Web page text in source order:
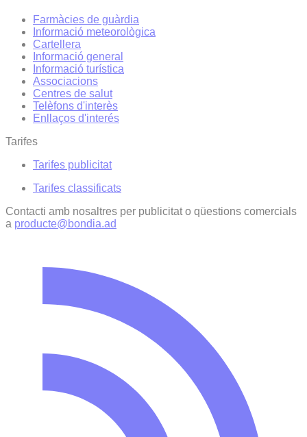
Farmàcies de guàrdia
Informació meteorològica
Cartellera
Informació general
Informació turística
Associacions
Centres de salut
Telèfons d'interès
Enllaços d'interés
Tarifes
Tarifes publicitat
Tarifes classificats
Contacti amb nosaltres per publicitat o qüestions comercials
a producte@bondia.ad